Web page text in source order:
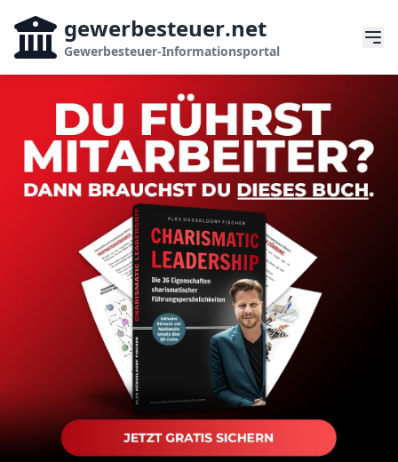
gewerbesteuer.net
Gewerbesteuer-Informationsportal